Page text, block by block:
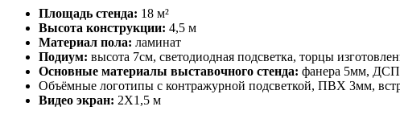
Площадь стенда: 18 м²
Высота конструкции: 4,5 м
Материал пола: ламинат
Подиум: высота 7см, светодиодная подсветка, торцы
Основные материалы выставочного стенда: фанера 5мм,
Объёмные логотипы с контражурной подсветкой, ПВХ 3мм,
Видео экран: 2Х1,5 м